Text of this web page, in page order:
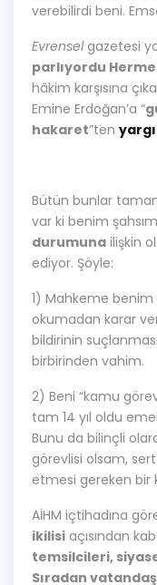
verebilirdi beni.
Evrenselgazetesi
parlıyordu
hâkim karşısına
Emine Erdoğan’a “
hakaret”ten
Bütün bunlar
var ki benim
durumuna ilişkin
ediyor. Şöyle:
1) Mahkeme
okumadan karar
bildirinin
birbirinden vahim.
2) Beni “kamu
tam 14 yıl oldu
Bunu da bilinçli
görevlisi olsam,
etmesi gereken bir
AİHM içtihadına
ikilisi açısından
temsilcileri,
Sıradan